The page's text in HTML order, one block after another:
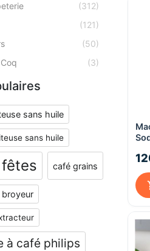
(312)
(121)
(50)
(3)
sans huile
sans huile
café grains
broyeur
à café philips